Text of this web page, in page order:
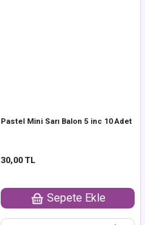
Pastel Mini Sarı Balon 5 inc 10 Adet
30,00 TL
Sepete Ekle